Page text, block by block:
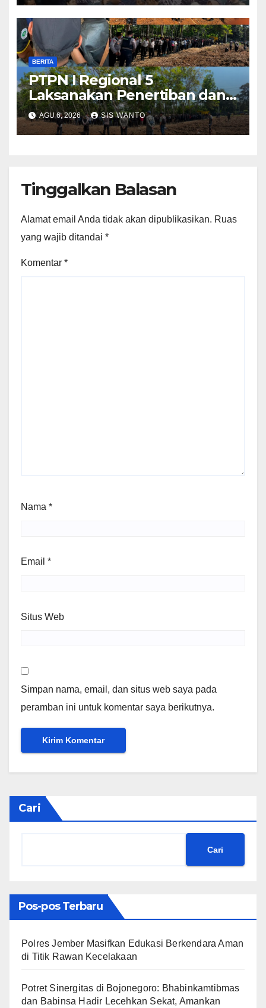
Sekat, Amankan Pesta Warga
BERITA
PTPN I Regional 5
Laksanakan Penertiban dan
Pengamanan Aset
Perusahaan di Kebun
Mumbul dan Kebun
AGU 6, 2026 SIS WANTO
Tinggalkan Balasan
Alamat email Anda tidak akan dipublikasikan. Ruas
yang wajib ditandai *
Komentar *
Nama *
Email *
Situs Web
Simpan nama, email, dan situs web saya pada
peramban ini untuk komentar saya berikutnya.
Cari
Cari
Pos-pos Terbaru
Polres Jember Masifkan Edukasi Berkendara Aman
di Titik Rawan Kecelakaan
​Potret Sinergitas di Bojonegoro: Bhabinkamtibmas
dan Babinsa Hadir Lecehkan Sekat, Amankan